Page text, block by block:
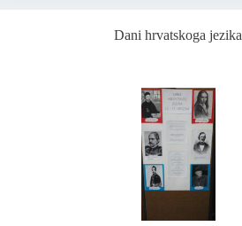
Dani hrvatskoga jezika